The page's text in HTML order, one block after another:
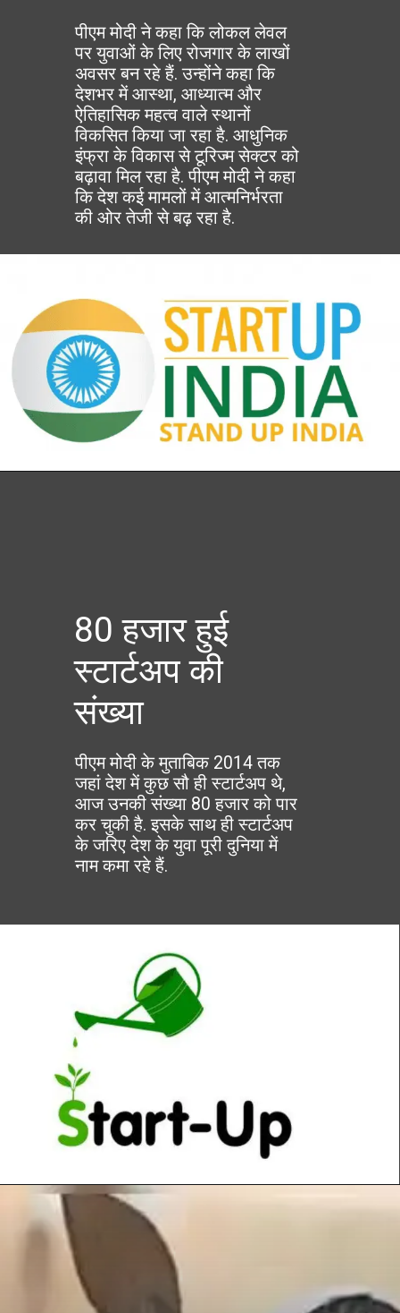
पीएम मोदी ने कहा कि लोकल लेवल
पर युवाओं के लिए रोजगार के लाखों
अवसर बन रहे हैं. उन्होंने कहा कि
देशभर में आस्था, आध्यात्म और
ऐतिहासिक महत्व वाले स्थानों
विकसित किया जा रहा है. आधुनिक
इंफ्रा के विकास से टूरिज्म सेक्टर को
बढ़ावा मिल रहा है. पीएम मोदी ने कहा
कि देश कई मामलों में आत्मनिर्भरता
की ओर तेजी से बढ़ रहा है.
80 हजार हुई
स्टार्टअप की
संख्या
पीएम मोदी के मुताबिक 2014 तक
जहां देश में कुछ सौ ही स्टार्टअप थे,
आज उनकी संख्या 80 हजार को पार
कर चुकी है. इसके साथ ही स्टार्टअप
के जरिए देश के युवा पूरी दुनिया में
नाम कमा रहे हैं.